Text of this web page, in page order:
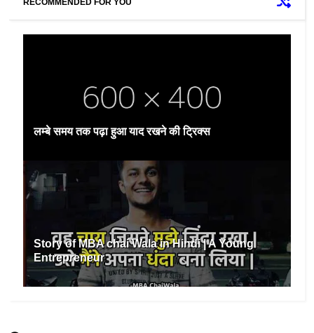
RECOMMENDED FOR YOU
लम्बे समय तक पढ़ा हुआ याद रखने की ट्रिक्स
Story of MBA chai Wala in Hindi | A Young
Entrepreneur